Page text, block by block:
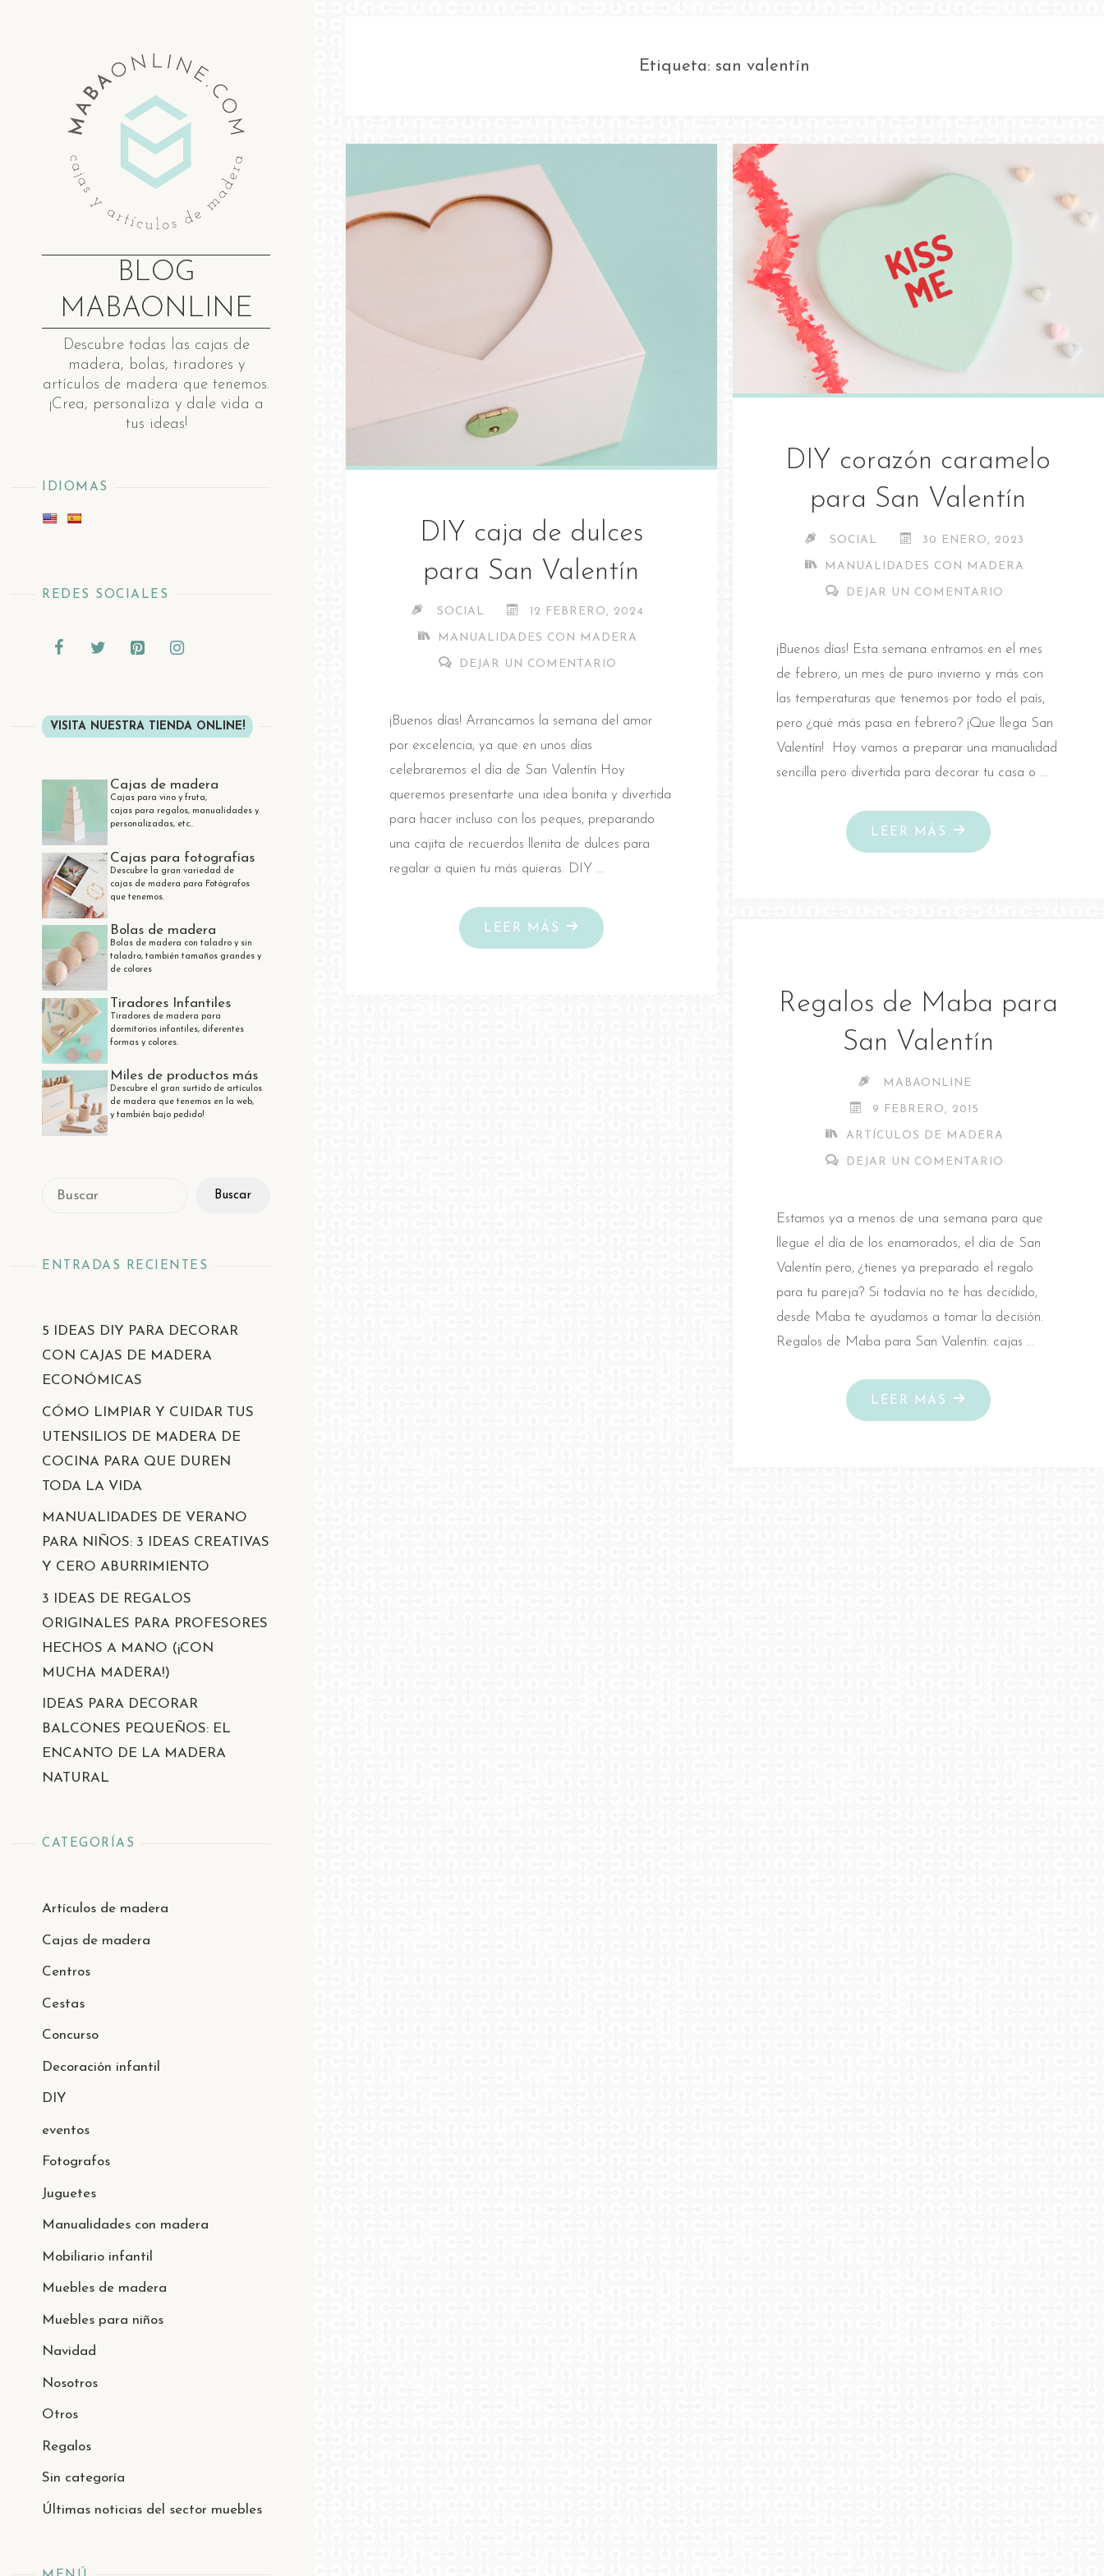
BLOG
MABAONLINE
Descubre ​t​odas las cajas de
madera​, bolas, tiradores y
artículos de madera ​q​ue tenemos.
¡Crea, personaliza y dale vida a
tus ideas!
IDIOMAS
REDES SOCIALES
VISITA NUESTRA TIENDA ONLINE!
Cajas de madera
Cajas para vino y fruta,
cajas para regalos, manualidades y
personalizadas, etc..
Cajas para fotografías
Descubre la gran variedad de
cajas de madera para Fotógrafos
que tenemos.
Bolas de madera
Bolas de madera con taladro y sin
taladro, también tamaños grandes y
de colores
Tiradores Infantiles
Tiradores de madera para
dormitorios infantiles, diferentes
formas y colores.
Miles de productos más
Descubre el gran surtido de artículos
de madera que tenemos en la web,
y también bajo pedido!
Buscar Buscar
ENTRADAS RECIENTES
5 IDEAS DIY PARA DECORAR
CON CAJAS DE MADERA
ECONÓMICAS
CÓMO LIMPIAR Y CUIDAR TUS
UTENSILIOS DE MADERA DE
COCINA PARA QUE DUREN
TODA LA VIDA
MANUALIDADES DE VERANO
PARA NIÑOS: 3 IDEAS CREATIVAS
Y CERO ABURRIMIENTO
3 IDEAS DE REGALOS
ORIGINALES PARA PROFESORES
HECHOS A MANO (¡CON
MUCHA MADERA!)
IDEAS PARA DECORAR
BALCONES PEQUEÑOS: EL
ENCANTO DE LA MADERA
NATURAL
CATEGORÍAS
Artículos de madera
Cajas de madera
Centros
Cestas
Concurso
Decoración infantil
DIY
eventos
Fotografos
Juguetes
Manualidades con madera
Mobiliario infantil
Muebles de madera
Muebles para niños
Navidad
Nosotros
Otros
Regalos
Sin categoría
Últimas noticias del sector muebles
Etiqueta:san valentín
DIY caja de dulces
para San Valentín
SOCIAL 12 FEBRERO, 2024
MANUALIDADES CON MADERA
DEJAR UN COMENTARIO
¡Buenos días! Arrancamos la semana del amor
por excelencia, ya que en unos días
celebraremos el día de San Valentín Hoy
queremos presentarte una idea bonita y divertida
para hacer incluso con los peques, preparando
una cajita de recuerdos llenita de dulces para
regalar a quien tu más quieras. DIY …
LEER MÁS "DIY
CAJA
DIY corazón caramelo
para San Valentín
SOCIAL 30 ENERO, 2023
MANUALIDADES CON MADERA
DEJAR UN COMENTARIO
¡Buenos días! Esta semana entramos en el mes
de febrero, un mes de puro invierno y más con
las temperaturas que tenemos por todo el país,
pero ¿qué más pasa en febrero? ¡Que llega San
Valentín! Hoy vamos a preparar una manualidad
sencilla pero divertida para decorar tu casa o …
LEER MÁS "DIY
CORAZÓN
Regalos de Maba para
San Valentín
MABAONLINE
9 FEBRERO, 2015
ARTÍCULOS DE MADERA
DEJAR UN COMENTARIO
Estamos ya a menos de una semana para que
llegue el día de los enamorados, el día de San
Valentín pero, ¿tienes ya preparado el regalo
para tu pareja? Si todavía no te has decidido,
desde Maba te ayudamos a tomar la decisión.
Regalos de Maba para San Valentín: cajas …
LEER MÁS "REGALOS
DE